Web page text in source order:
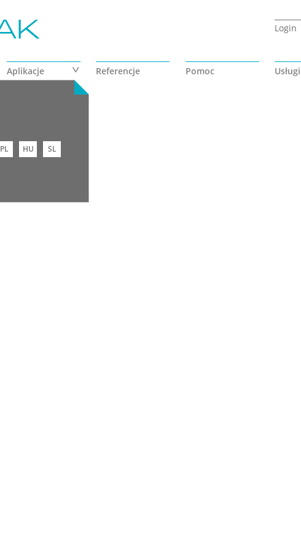
Login
Aplikacje Referencje Pomoc Usługi
PL HU
SL